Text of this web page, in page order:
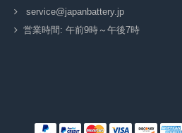
service@japanbattery.jp
営業時間: 午前9時～午後7時